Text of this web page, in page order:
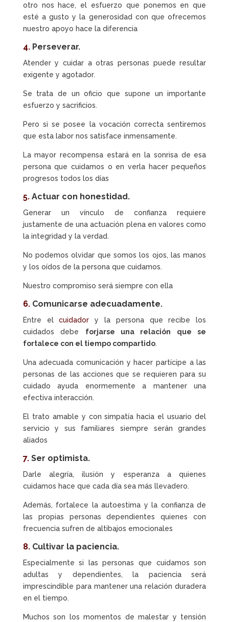
otro nos hace, el esfuerzo que ponemos en que
esté a gusto y la generosidad con que ofrecemos
nuestro apoyo hace la diferencia
4.Perseverar.
Atender y cuidar a otras personas puede resultar
exigente y agotador.
Se trata de un oficio que supone un importante
esfuerzo y sacrificios.
Pero si se posee la vocación correcta sentiremos
que esta labor nos satisface inmensamente.
La mayor recompensa estará en la sonrisa de esa
persona que cuidamos o en verla hacer pequeños
progresos todos los días
5.Actuar con honestidad.
Generar un vínculo de confianza requiere
justamente de una actuación plena en valores como
la integridad y la verdad.
No podemos olvidar que somos los ojos, las manos
y los oídos de la persona que cuidamos.
Nuestro compromiso será siempre con ella
6.Comunicarse adecuadamente.
Entre elcuidador y la persona que recibe los
cuidados debe forjarse una relación que se
fortalece con el tiempo compartido.
Una adecuada comunicación y hacer partícipe a las
personas de las acciones que se requieren para su
cuidado ayuda enormemente a mantener una
efectiva interacción.
El trato amable y con simpatía hacia el usuario del
servicio y sus familiares siempre serán grandes
aliados
7.Ser optimista.
Darle alegría, ilusión y esperanza a quienes
cuidamos hace que cada día sea más llevadero.
Además, fortalece la autoestima y la confianza de
las propias personas dependientes quienes con
frecuencia sufren de altibajos emocionales
8.Cultivar la paciencia.
Especialmente si las personas que cuidamos son
adultas y dependientes, la paciencia será
imprescindible para mantener una relación duradera
en el tiempo.
Muchos son los momentos de malestar y tensión